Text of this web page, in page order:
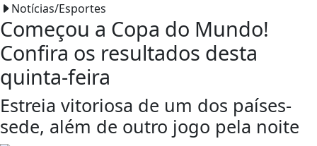
Notícias/Esportes
Começou a Copa do Mundo!
Confira os resultados desta
quinta-feira
Estreia vitoriosa de um dos países-
sede, além de outro jogo pela noite